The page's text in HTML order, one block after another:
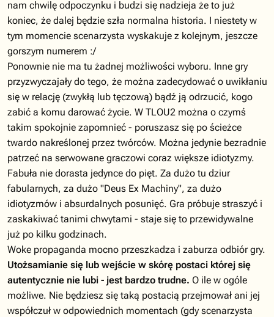
nam chwilę odpoczynku i budzi się nadzieja że to już
koniec, że dalej będzie szła normalna historia. I niestety w
tym momencie scenarzysta wyskakuje z kolejnym, jeszcze
gorszym numerem :/
Ponownie nie ma tu żadnej możliwości wyboru. Inne gry
przyzwyczajały do tego, że można zadecydować o uwikłaniu
się w relację (zwykłą lub tęczową) bądź ją odrzucić, kogo
zabić a komu darować życie. W TLOU2 można o czymś
takim spokojnie zapomnieć - poruszasz się po ścieżce
twardo nakreślonej przez twórców. Można jedynie bezradnie
patrzeć na serwowane graczowi coraz większe idiotyzmy.
Fabuła nie dorasta jedynce do pięt. Za dużo tu dziur
fabularnych, za dużo "Deus Ex Machiny", za dużo
idiotyzmów i absurdalnych posunięć. Gra próbuje straszyć i
zaskakiwać tanimi chwytami - staje się to przewidywalne
już po kilku godzinach.
Woke propaganda mocno przeszkadza i zaburza odbiór gry.
Utożsamianie się lub wejście w skórę postaci której się
autentycznie nie lubi - jest bardzo trudne. O ile w ogóle
możliwe. Nie będziesz się taką postacią przejmował ani jej
współczuł w odpowiednich momentach (gdy scenarzysta